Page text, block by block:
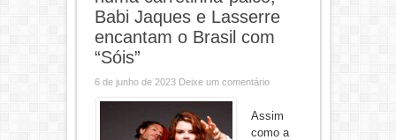
Babi Jaques e Lasserre
encantam o Brasil com
“Sóis”
6 de junho de 2023 Deixe um comentário
Assim
como a